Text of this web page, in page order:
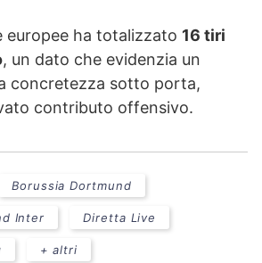
europee ha totalizzato 16 tiri
, un dato che evidenzia un
concretezza sotto porta,
contributo offensivo.
Borussia Dortmund
Inter Diretta Live
+ altri